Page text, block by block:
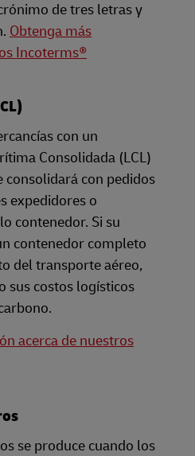
de tres letras y
Obtenga más
Incoterms®
con un
Consolidada (LCL)
consolidará con pedidos
expedidores o
contenedor. Si su
contenedor completo
del transporte aéreo,
sus costos logísticos
acerca de nuestros
se produce cuando los